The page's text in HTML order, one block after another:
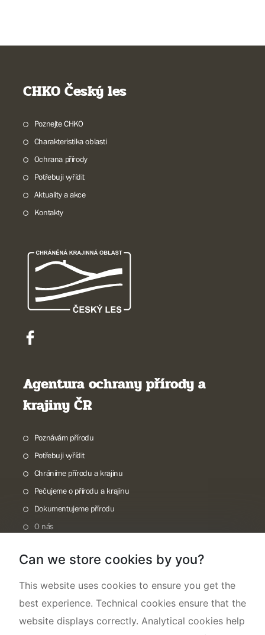
CHKO Český les
Poznejte CHKO
Charakteristika oblasti
Ochrana přírody
Potřebuji vyřídit
Aktuality a akce
Kontakty
Agentura ochrany přírody a
krajiny ČR
Poznávám přírodu
Potřebuji vyřídit
Chráníme přírodu a krajinu
Pečujeme o přírodu a krajinu
Dokumentujeme přírodu
O nás
Can we store cookies by you?
This website uses cookies to ensure you get the
best experience. Technical cookies ensure that the
website displays correctly. Analytical cookies help